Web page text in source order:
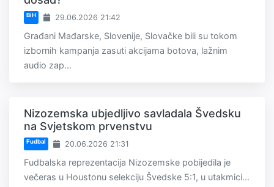
BiH 29.06.2026 21:42
Građani Mađarske, Slovenije, Slovačke bili su tokom
izbornih kampanja zasuti akcijama botova, lažnim
audio zap...
Nizozemska ubjedljivo savladala Švedsku
na Svjetskom prvenstvu
Fudbal 20.06.2026 21:31
Fudbalska reprezentacija Nizozemske pobijedila je
večeras u Houstonu selekciju Švedske 5:1, u utakmici...